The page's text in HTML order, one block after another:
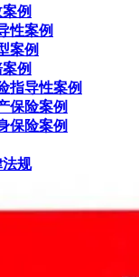
例
性案例
案例
例
指导性案例
保险案例
保险案例
规